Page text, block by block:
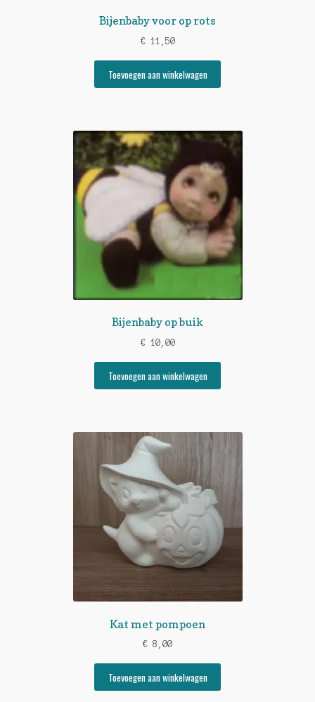
Bijenbaby voor op rots
€ 11,50
Toevoegen aan winkelwagen
Bijenbaby op buik
€ 10,00
Toevoegen aan winkelwagen
Kat met pompoen
€ 8,00
Toevoegen aan winkelwagen